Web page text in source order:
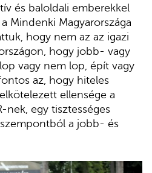
és baloldali emberekkel
Mindenki Magyarországa
hogy nem az az igazi
hogy jobb- vagy
vagy nem lop, épít vagy
az, hogy hiteles
ellensége a
nek, egy tisztességes
a jobb- és